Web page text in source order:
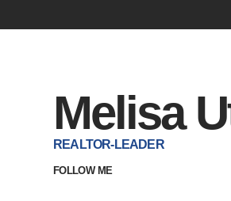
Melisa
REALTOR-LEADER
FOLLOW ME